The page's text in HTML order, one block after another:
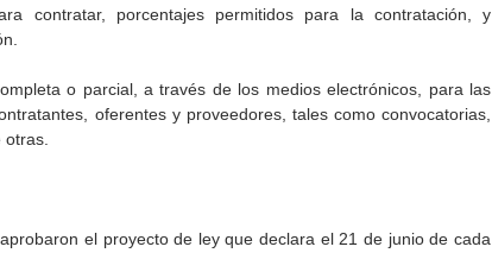
contratar, porcentajes permitidos para la contratación, y
o parcial, a través de los medios electrónicos, para las
oferentes y proveedores, tales como convocatorias,
el proyecto de ley que declara el 21 de junio de cada